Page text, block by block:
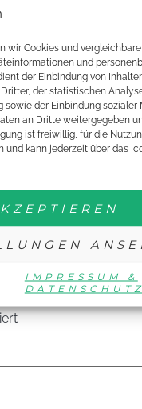
wir Cookies und
und
der Einbindung von
der statistischen
sowie der Einbindung sozialer
an Dritte weitergegeben
ist freiwillig, für die
und kann jederzeit über das
IMPRESSUM &
DATENSCHUTZ
Zudem gilt es
sich auf eine
aufYOUNG-
wird nicht veröffentlicht.